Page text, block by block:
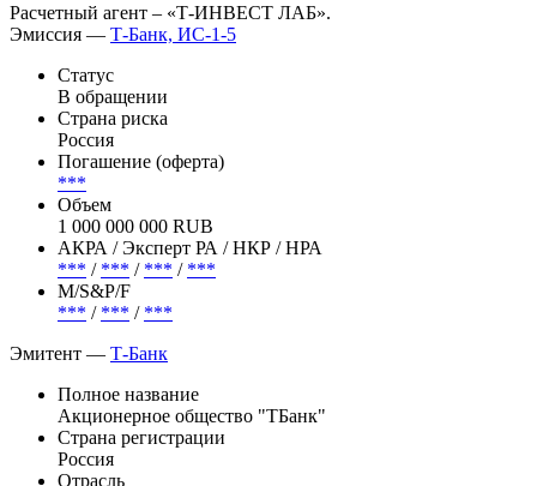
Расчетный агент – «Т-ИНВЕСТ ЛАБ».
Эмиссия — Т-Банк, ИС-1-5
Статус
В обращении
Страна риска
Россия
Погашение (оферта)
***
Объем
1 000 000 000 RUB
АКРА / Эксперт РА / НКР / НРА
*** / *** / *** / ***
М/S&P/F
*** / *** / ***
Эмитент — Т-Банк
Полное название
Акционерное общество "ТБанк"
Страна регистрации
Россия
Отрасль